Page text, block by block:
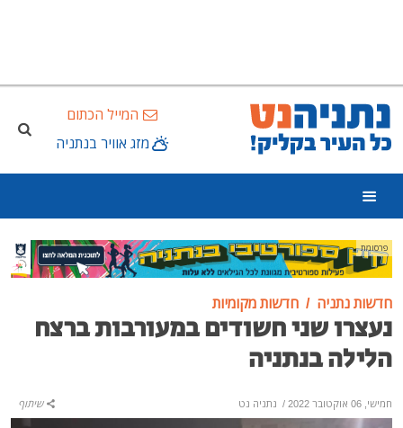
המייל הכתום
מזג אוויר בנתניה
פרסומת
חדשות נתניה חדשות מקומיות
נעצרו שני חשודים במעורבות ברצח
הלילה בנתניה
חמישי, 06 אוקטובר 2022 / נתניה נט שיתוף